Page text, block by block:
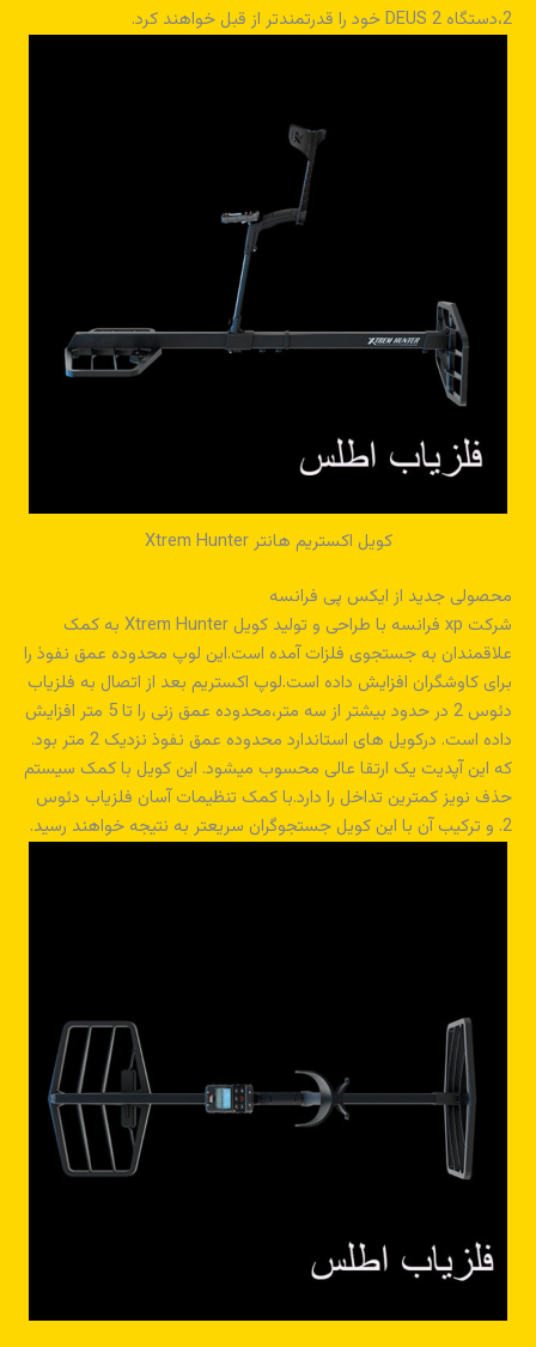
2،دستگاه DEUS 2 خود را قدرتمندتر از قبل خواهند کرد.
کویل اکستریم هانتر Xtrem Hunter
محصولی جدید از ایکس پی فرانسه
شرکت xp فرانسه با طراحی و تولید کویل Xtrem Hunter به کمک
علاقمندان به جستجوی فلزات آمده است.این لوپ محدوده عمق نفوذ را
برای کاوشگران افزایش داده است.لوپ اکستریم بعد از اتصال به فلزیاب
دئوس 2 در حدود بیشتر از سه متر،محدوده عمق زنی را تا 5 متر افزایش
داده است. درکویل های استاندارد محدوده عمق نفوذ نزدیک 2 متر بود.
که این آپدیت یک ارتقا عالی محسوب میشود. این کویل با کمک سیستم
حذف نویز کمترین تداخل را دارد.با کمک تنظیمات آسان فلزیاب دئوس
2. و ترکیب آن با این کویل جستجوگران سریعتر به نتیجه خواهند رسید.